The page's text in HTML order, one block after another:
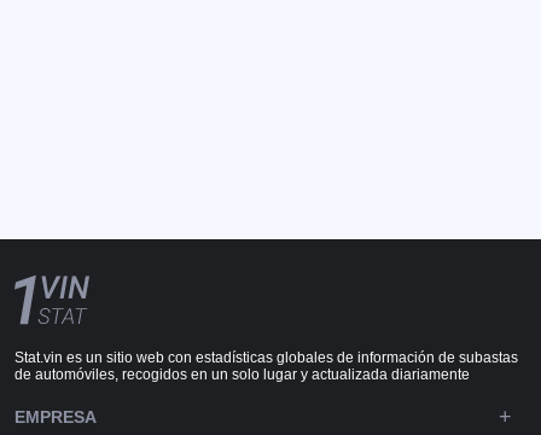
Stat.vin es un sitio web con estadísticas globales de información de subastas
de automóviles, recogidos en un solo lugar y actualizada diariamente
EMPRESA